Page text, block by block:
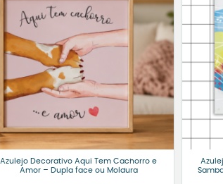
Azulejo Decorativo Aqui Tem Cachorro e
Amor – Dupla face ou Moldura